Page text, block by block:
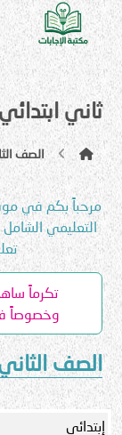
ثاني
الصف
مرحباً بكم في
التعليمي
تكرماً
وخصوصاً
الصف
إبتدائي